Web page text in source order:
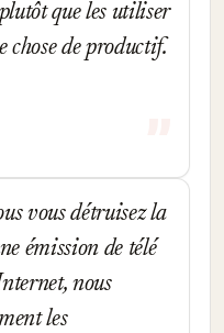
que les utiliser
chose de productif.
vous détruisez la
émission de télé
nous
les